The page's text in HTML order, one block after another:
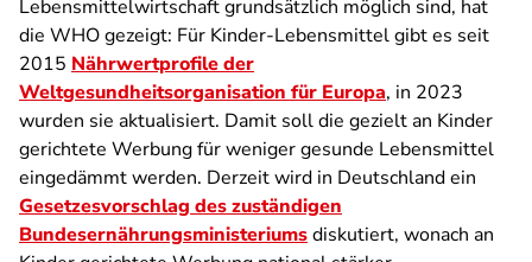
Lebensmittelwirtschaft grundsätzlich möglich sind, hat
die WHO gezeigt: Für Kinder-Lebensmittel gibt es seit
2015 Nährwertprofile der
Weltgesundheitsorganisation für Europa, in 2023
wurden sie aktualisiert. Damit soll die gezielt an Kinder
gerichtete Werbung für weniger gesunde Lebensmittel
eingedämmt werden. Derzeit wird in Deutschland ein
Gesetzesvorschlag des zuständigen
Bundesernährungsministeriumsdiskutiert, wonach an